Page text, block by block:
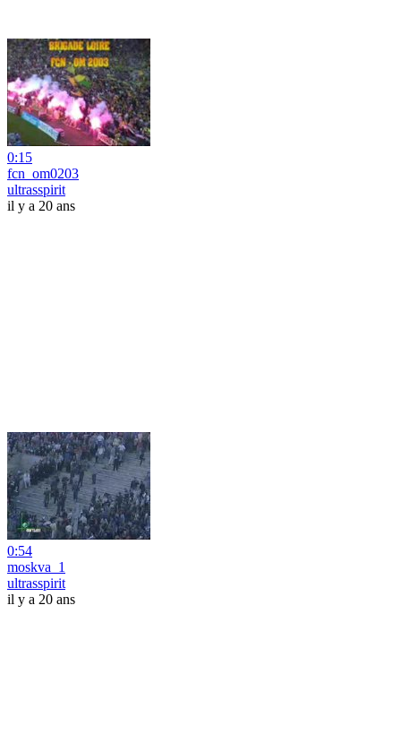
0:15
fcn_om0203
ultrasspirit
il y a 20 ans
0:54
moskva_1
ultrasspirit
il y a 20 ans